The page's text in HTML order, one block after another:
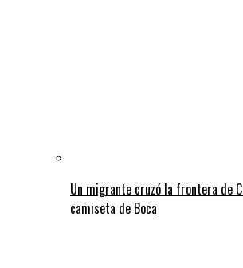
Un migrante cruzó la frontera de
camiseta de Boca